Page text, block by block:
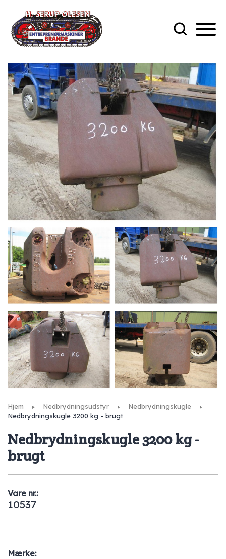
Hjem Nedbrydningsudstyr
Nedbrydningskugle
Nedbrydningskugle 3200 kg - brugt
Nedbrydningskugle 3200 kg -
brugt
Vare nr.:
10537
Mærke: